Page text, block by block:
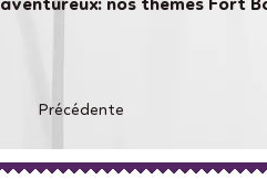
aventureux: nos thèmes Fort
Précédente